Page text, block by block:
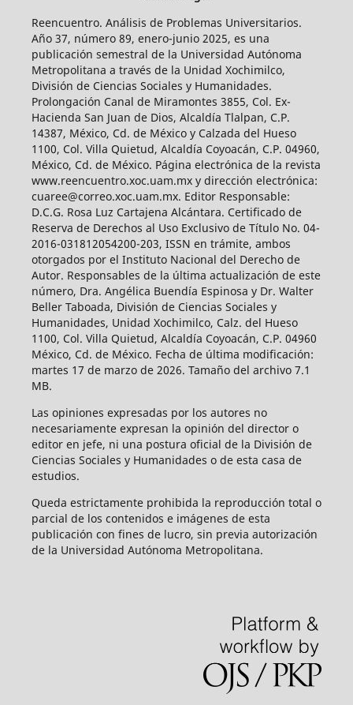
Reencuentro. Análisis de Problemas Universitarios.
Año 37, número 89, enero-junio 2025, es una
publicación semestral de la Universidad Autónoma
Metropolitana a través de la Unidad Xochimilco,
División de Ciencias Sociales y Humanidades.
Prolongación Canal de Miramontes 3855, Col. Ex-
Hacienda San Juan de Dios, Alcaldía Tlalpan, C.P.
14387, México, Cd. de México y Calzada del Hueso
1100, Col. Villa Quietud, Alcaldía Coyoacán, C.P. 04960,
México, Cd. de México. Página electrónica de la revista
www.reencuentro.xoc.uam.mx y dirección electrónica:
cuaree@correo.xoc.uam.mx. Editor Responsable:
D.C.G. Rosa Luz Cartajena Alcántara. Certificado de
Reserva de Derechos al Uso Exclusivo de Título No. 04-
2016-031812054200-203, ISSN en trámite, ambos
otorgados por el Instituto Nacional del Derecho de
Autor. Responsables de la última actualización de este
número, Dra. Angélica Buendía Espinosa y Dr. Walter
Beller Taboada, División de Ciencias Sociales y
Humanidades, Unidad Xochimilco, Calz. del Hueso
1100, Col. Villa Quietud, Alcaldía Coyoacán, C.P. 04960
México, Cd. de México. Fecha de última modificación:
martes 17 de marzo de 2026. Tamaño del archivo 7.1
MB.
Las opiniones expresadas por los autores no
necesariamente expresan la opinión del director o
editor en jefe, ni una postura oficial de la División de
Ciencias Sociales y Humanidades o de esta casa de
estudios.
Queda estrictamente prohibida la reproducción total o
parcial de los contenidos e imágenes de esta
publicación con fines de lucro, sin previa autorización
de la Universidad Autónoma Metropolitana.